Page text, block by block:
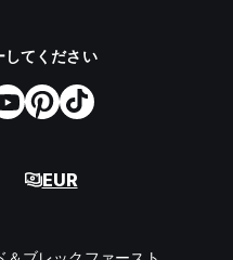
してください
EUR